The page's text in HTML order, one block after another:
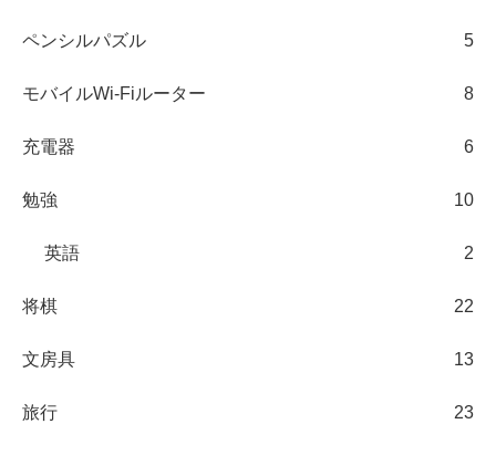
ペンシルパズル 5
モバイルWi-Fiルーター 8
充電器 6
勉強 10
英語 2
将棋 22
文房具 13
旅行 23